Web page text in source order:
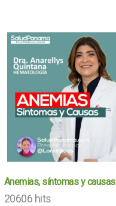
Anemias, síntomas y causas
20606 hits